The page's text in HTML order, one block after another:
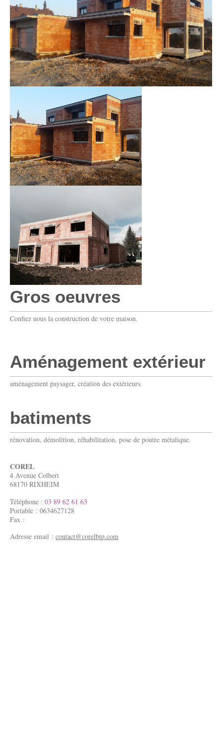
Gros oeuvres
Confiez nous la construction de votre maison.
Aménagement extérieur
aménagement paysager, création des extérieurs.
batiments
rénovation, démolition, réhabilitation, pose de poutre métalique.
COREL
4 Avenue Colbert
68170 RIXHEIM
Téléphone : 03 89 62 61 63
Portable : 0634627128
Fax :
Adresse email : contact@corelbtp.com